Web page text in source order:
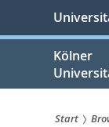
springen
Kölner
Start